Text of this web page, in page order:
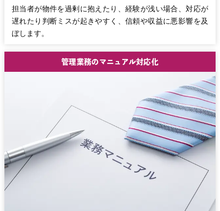
担当者が物件を過剰に抱えたり、経験が浅い場合、対応が
遅れたり判断ミスが起きやすく、信頼や収益に悪影響を及
ぼします。
管理業務のマニュアル対応化